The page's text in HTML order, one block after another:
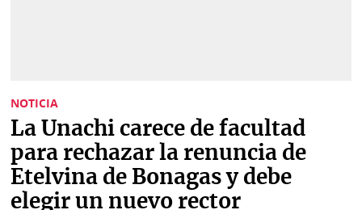
Judiciales
Política
Economía
K
Vivir+
NOTICIA
La Unachi carece de facultad
para rechazar la renuncia de
Etelvina de Bonagas y debe
elegir un nuevo rector